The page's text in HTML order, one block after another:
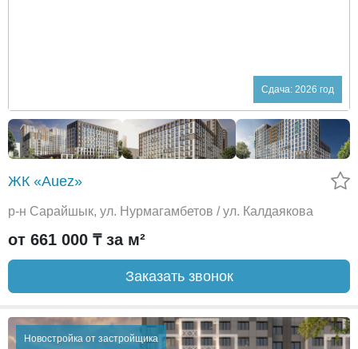
Сдача: 2026 год
ЖК «Auez»
р-н Сарайшык, ул. Нурмагамбетов / ул. Калдаякова
от 661 000 ₸ за м²
Заказать звонок
Новостройка от застройщика